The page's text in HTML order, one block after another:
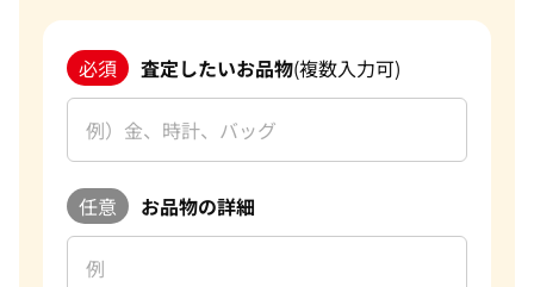
必須 査定したいお品物(複数入力可)
任意 お品物の詳細